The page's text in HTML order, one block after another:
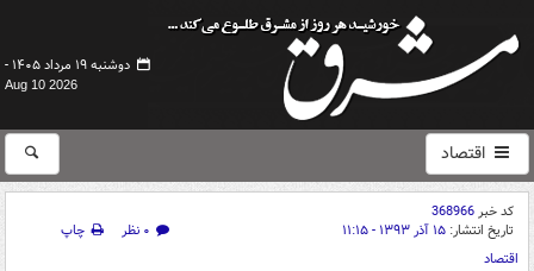
دوشنبه ۱۹ مرداد ۱۴۰۵ -
Aug 10 2026
اقتصاد
کد خبر368966
تاریخ انتشار: ۱۵ آذر ۱۳۹۳ - ۱۱:۱۵ ۰ نظر
چاپ
اقتصاد